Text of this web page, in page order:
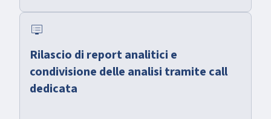
dvr
Rilascio di report analitici e
condivisione delle analisi tramite call
dedicata